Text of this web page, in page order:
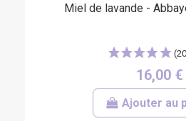
Miel de lavande -
16,00 €
Ajouter au